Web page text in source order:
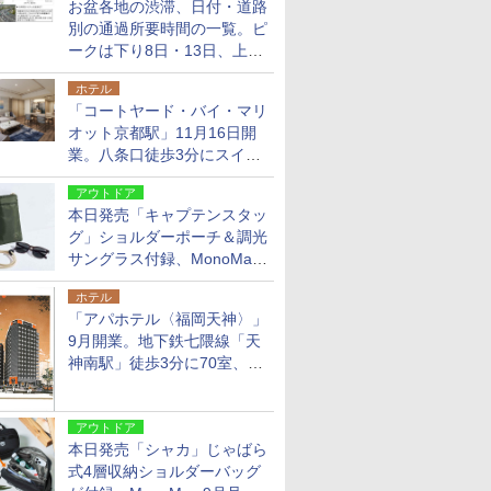
お盆各地の渋滞、日付・道路
別の通過所要時間の一覧。ピ
ークは下り8日・13日、上り
14日・15日
ホテル
「コートヤード・バイ・マリ
オット京都駅」11月16日開
業。八条口徒歩3分にスイー
ト含む全270室、ダイニング
も併設
アウトドア
本日発売「キャプテンスタッ
グ」ショルダーポーチ＆調光
サングラス付録、MonoMax
9月号増刊
ホテル
「アパホテル〈福岡天神〉」
9月開業。地下鉄七隈線「天
神南駅」徒歩3分に70室、エ
アウトドア
本日発売「シャカ」じゃばら
式4層収納ショルダーバッグ